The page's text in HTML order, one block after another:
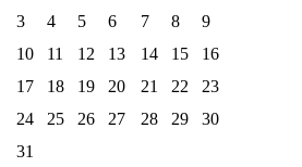
3
4 5 6 7 8
9
10
11 12 13 14 15
16
17
18 19 20 21 22
23
24
25 26 27 28 29
30
31